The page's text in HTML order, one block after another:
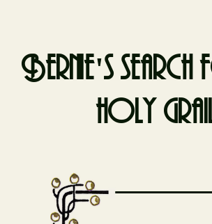
Bernie's
holy